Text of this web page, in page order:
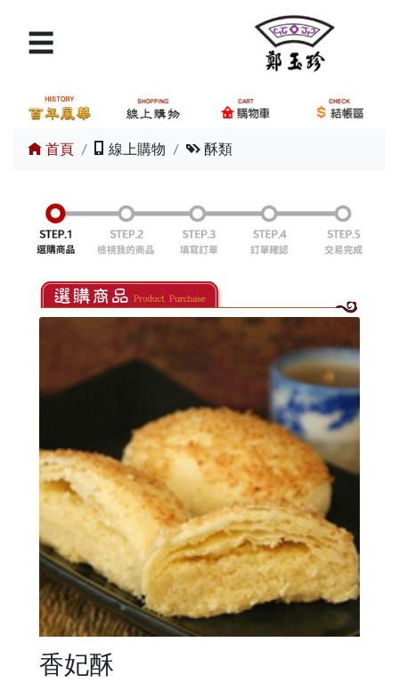
×
購物車
我要結帳
交通路線
訂單查詢
☰
首頁 線上購物 酥類
香妃酥